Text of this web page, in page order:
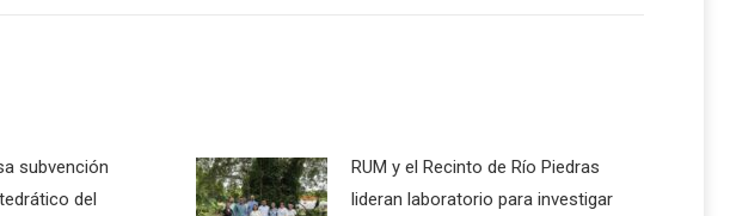
subvención
del
RUM y el Recinto de Río Piedras
lideran laboratorio para investigar